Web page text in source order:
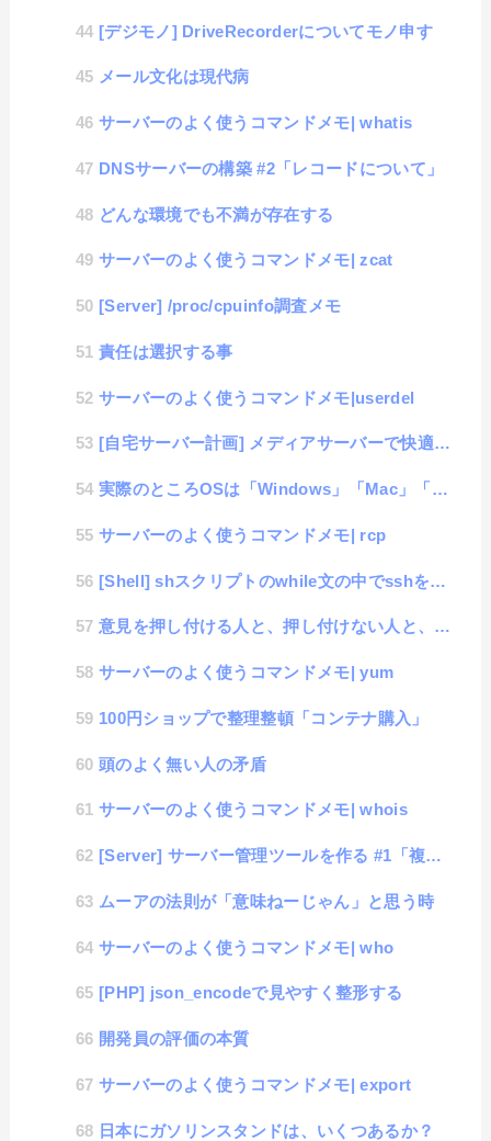
[デジモノ] DriveRecorderについてモノ申す
メール文化は現代病
サーバーのよく使うコマンドメモ| whatis
DNSサーバーの構築 #2「レコードについて」
どんな環境でも不満が存在する
サーバーのよく使うコマンドメモ| zcat
[Server] /proc/cpuinfo調査メモ
責任は選択する事
サーバーのよく使うコマンドメモ|userdel
[自宅サーバー計画] メディアサーバーで快適動画生活 #1「DLNA構築」
実際のところOSは「Windows」「Mac」「Linux」のどれがいいの？
サーバーのよく使うコマンドメモ| rcp
[Shell] shスクリプトのwhile文の中でsshを実行すると1回しか実行されない件
意見を押し付ける人と、押し付けない人と、押し付けられる人。
サーバーのよく使うコマンドメモ| yum
100円ショップで整理整頓「コンテナ購入」
頭のよく無い人の矛盾
サーバーのよく使うコマンドメモ| whois
[Server] サーバー管理ツールを作る #1「複数サーバー管理」
ムーアの法則が「意味ねーじゃん」と思う時
サーバーのよく使うコマンドメモ| who
[PHP] json_encodeで見やすく整形する
開発員の評価の本質
サーバーのよく使うコマンドメモ| export
日本にガソリンスタンドは、いくつあるか？